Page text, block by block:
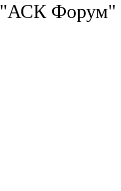
"АСК Форум"